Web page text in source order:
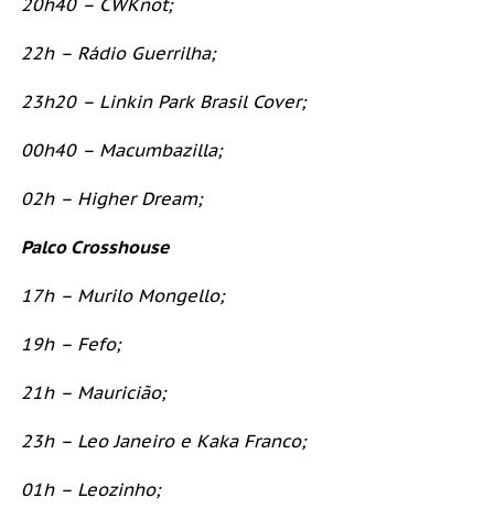
22h – Rádio Guerrilha;
23h20 – Linkin Park Brasil Cover;
00h40 – Macumbazilla;
02h – Higher Dream;
Palco Crosshouse
17h – Murilo Mongello;
19h – Fefo;
21h – Mauricião;
23h – Leo Janeiro e Kaka Franco;
01h – Leozinho;